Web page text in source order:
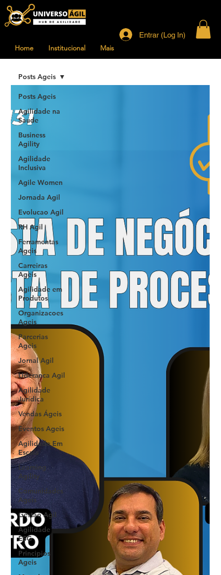
Home Institucional Mais
Entrar (Log In)
Posts Ageis
Agilidade na
Saude
Business
Agility
Agilidade
Inclusiva
Agile Women
Jornada Agil
Evolucao Agil
RH Agil
Ferramentas
Ageis
Carreiras
Ageis
Agilidade em
Produtos
Organizacoes
Ageis
Parcerias
Ageis
Jornal Agil
Lideranca Agil
Agilidade
Jurídica
Vendas Ágeis
Eventos Ageis
Agilidade Em
Escala
Learning
Agility
Comunidades
Ageis
Gestao Agil
Agilidade
ESG
Principios
Ageis
Posts Ageis